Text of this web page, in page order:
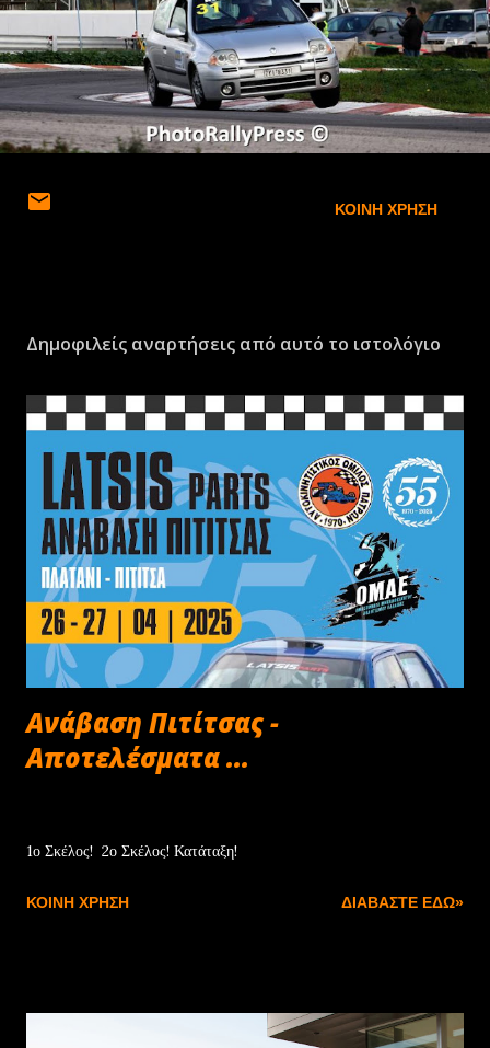
ΚΟΙΝΉ ΧΡΉΣΗ
Δημοφιλείς αναρτήσεις από αυτό το ιστολόγιο
Ανάβαση Πιτίτσας -
Αποτελέσματα ...
1ο Σκέλος! 2ο Σκέλος! Κατάταξη!
ΚΟΙΝΉ ΧΡΉΣΗ ΔΙΑΒΆΣΤΕ ΕΔΏ»